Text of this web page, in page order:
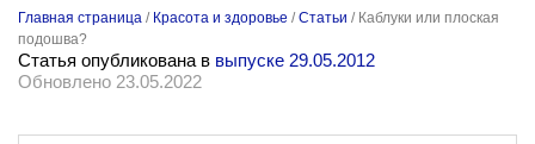
Главная страница / Красота и здоровье /Статьи / Каблуки или плоская
подошва?
Статья опубликована в выпуске 29.05.2012
Обновлено 23.05.2022